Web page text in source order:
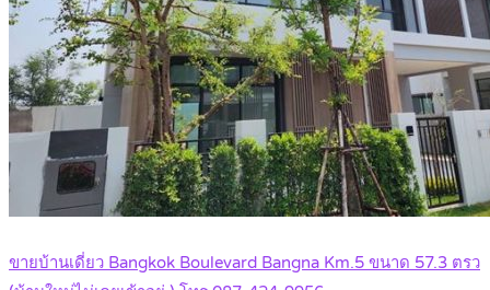
ขายบ้านเดี่ยว Bangkok Boulevard Bangna Km.5 ขนาด 57.3 ตรว